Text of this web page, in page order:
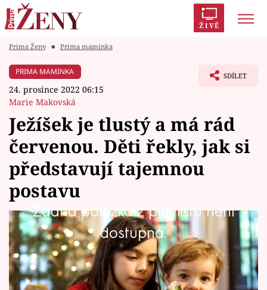
ŽIVĚ
Módní alarm
Zrádci
Témata
Celebrity
Vztahy
Seriály
Horoskopy
Prima Ženy ■ Prima maminka
PRIMA MAMINKA
24. prosince 2022 06:15
Marie Makovská
SDÍLET
Ježíšek je tlustý a má rád
červenou. Děti řekly, jak si
představují tajemnou
postavu
Žádná položka z playlistu není
dostupná.
Brzy nastane chvíle, na kterou se těší děti i
dospělí. Že u nás dárky nosí Ježíšek, děti
většinou vědí. Jak ale vypadá? V tom už si
nejsou jisté a často za to můžeme my sami.